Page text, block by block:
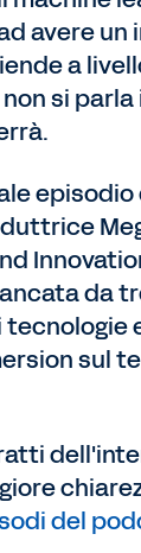
avere un
a
si
episodio
da
sul
del